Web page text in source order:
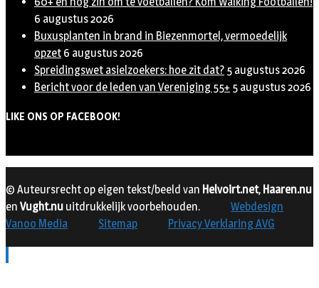
6 augustus 2026
Buxusplanten in brand in Biezenmortel, vermoedelijk
opzet 6 augustus 2026
Spreidingswet asielzoekers: hoe zit dat? 5 augustus 2026
Bericht voor de leden van Vereniging 55+ 5 augustus 2026
LIKE ONS OP FACEBOOK!
© Auteursrecht op eigen tekst/beeld van Helvoirt.net, Haaren.nu
en Vught.nu uitdrukkelijk voorbehouden.
Webdesign
Vanoo Media
Sitemap Privacy Verklaring AVG